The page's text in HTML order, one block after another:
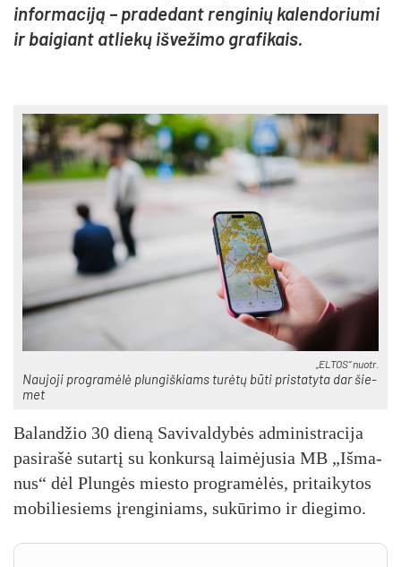
in­for­ma­ci­ją – pra­de­dant ren­gi­nių ka­len­do­riu­mi
ir bai­giant at­lie­kų iš­ve­ži­mo gra­fi­kais.
„ELTOS“ nuotr.
Nau­jo­ji pro­gra­mė­lė plun­giš­kiams tu­rė­tų bū­ti pri­sta­ty­ta dar šie­
met
Ba­lan­džio 30 die­ną Sa­vi­val­dy­bės ad­mi­nist­ra­ci­ja
pa­si­ra­šė su­tar­tį su kon­kur­są lai­mė­ju­sia MB „Iš­ma­
nus“ dėl Plun­gės mies­to pro­gra­mė­lės, pri­tai­ky­tos
mo­bi­lie­siems įren­gi­niams, su­kū­ri­mo ir die­gi­mo.